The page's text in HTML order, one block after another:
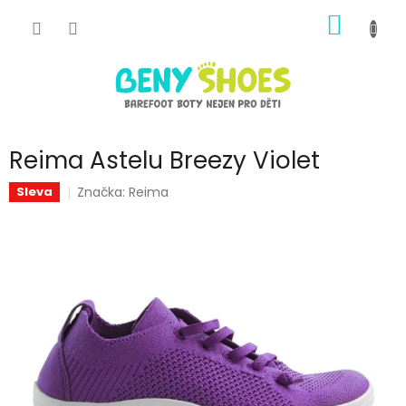
KOŠÍK
Reima Astelu Breezy Violet
Sleva Značka:Reima